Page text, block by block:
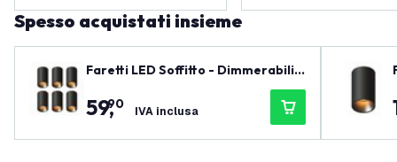
Spesso acquistati insieme
Faretti LED Soffitto - Dimmerabili -
Nero - Rotondo - 3W - 2700K - 345
Lumen - ø80mm - 6 pack
59,
90 IVA inclusa